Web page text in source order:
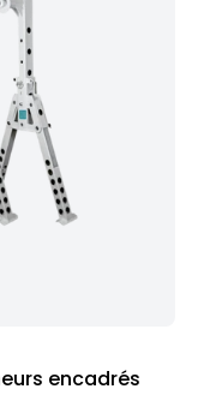
encadrés